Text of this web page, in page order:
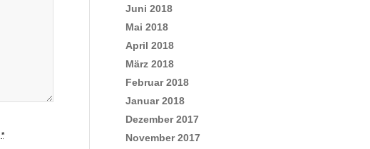
*
Juni 2018
Mai 2018
April 2018
März 2018
Februar 2018
Januar 2018
Dezember 2017
November 2017